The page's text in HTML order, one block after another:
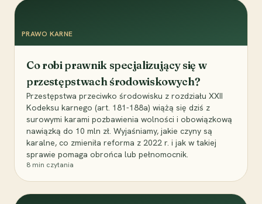
PRAWO KARNE
Co robi prawnik specjalizujący się w
przestępstwach środowiskowych?
Przestępstwa przeciwko środowisku z rozdziału XXII
Kodeksu karnego (art. 181-188a) wiążą się dziś z
surowymi karami pozbawienia wolności i obowiązkową
nawiązką do 10 mln zł. Wyjaśniamy, jakie czyny są
karalne, co zmieniła reforma z 2022 r. i jak w takiej
sprawie pomaga obrońca lub pełnomocnik.
8 min czytania